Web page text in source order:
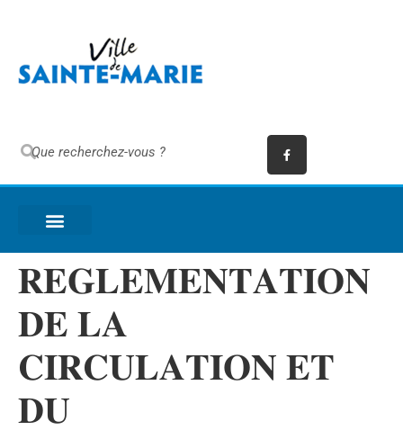
𝐑𝐄𝐆𝐋𝐄𝐌𝐄𝐍𝐓𝐀𝐓𝐈𝐎𝐍
𝐃𝐄 𝐋𝐀
𝐂𝐈𝐑𝐂𝐔𝐋𝐀𝐓𝐈𝐎𝐍 𝐄𝐓
𝐃𝐔